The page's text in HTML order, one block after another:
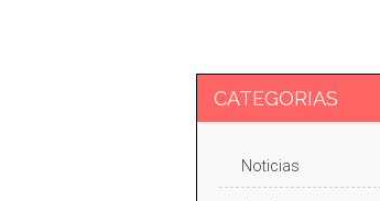
CATEGORIAS
Noticias